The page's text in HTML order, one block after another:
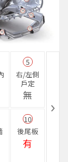
5
右/左側
戶定
無
10
後尾板
有